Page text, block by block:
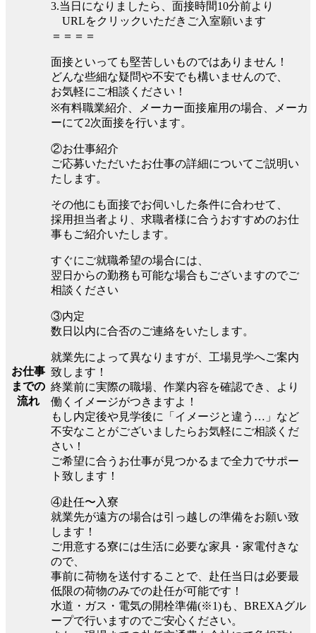
お仕事
までの
流れ
3.当日になりましたら、面接時間10分前より
URLをクリックいただきご入室願います
＝＝＝＝
面接といっても堅苦しいものではありません！
どんな些細な疑問や不安でも構いませんので、
お気軽にご相談ください！
※有料職業紹介、メーカー面接雇用の場合、メーカ
ーにて2次面接を行います。
②お仕事紹介
ご応募いただいたお仕事の詳細についてご説明い
たします。
その他にも面接でお伺いした条件に合わせて、
採用担当者より、求職者様に合うおすすめのお仕
事もご紹介いたします。
すぐにご就職希望の場合には、
翌日からの勤務も可能な場合もございますのでご
相談ください
③内定
数日以内に合否のご連絡をいたします。
就業先によって異なりますが、工場見学へご案内
致します！
終業前に実際の職場、作業内容を確認でき、より
働くイメージがつきますよ！
もし内定後や見学後に「イメージと違う…」など
不安なことがございましたらお気軽にご相談くだ
さい！
ご希望に合うお仕事が見つかるまで全力でサポー
ト致します！
④赴任〜入寮
就業先が遠方の場合は引っ越しの準備をお願い致
します！
ご用意する寮には生活に必要な家具・家電付きな
ので、
事前に荷物を送付することで、赴任当日は必要最
低限の荷物のみでの赴任が可能です！
水道・ガス・電気の開栓準備(※1)も、BREXAグル
ープで行いますのでご安心ください。